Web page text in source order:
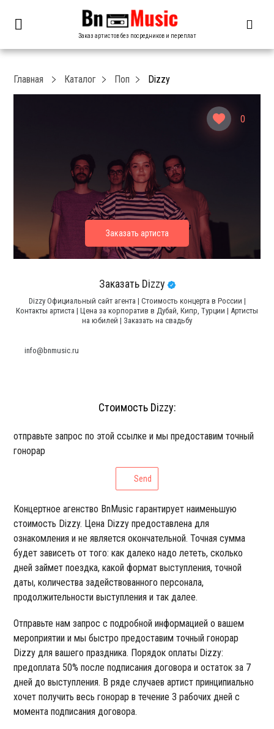
Заказ артистов без посредников и переплат
0
Главная Каталог Поп Dizzy
Заказать Dizzy
Dizzy Официальный сайт агента | Стоимость концерта в России |
Контакты артиста | Цена за корпоратив в Дубай, Кипр, Турции | Артисты
на юбилей | Заказать на свадьбу
info@bnmusic.ru
Стоимость Dizzy:
отправьте запрос по этой ссылке и мы предоставим точный
гонорар
Send
Концертное агенство BnMusic гарантирует наименьшую
стоимость Dizzy. Цена Dizzy предоставлена для
ознакомления и не является окончательной. Точная сумма
будет зависеть от того: как далеко надо лететь, сколько
дней займет поездка, какой формат выступления, точной
даты, количества задействованного персонала,
продолжительности выступления и так далее.
Отправьте нам запрос с подробной информацией о вашем
мероприятии и мы быстро предоставим точный гонорар
Dizzy для вашего праздника. Порядок оплаты Dizzy:
предоплата 50% после подписания договора и остаток за 7
дней до выступления. В ряде случаев артист принципиально
хочет получить весь гонорар в течение 3 рабочих дней с
момента подписания договора.